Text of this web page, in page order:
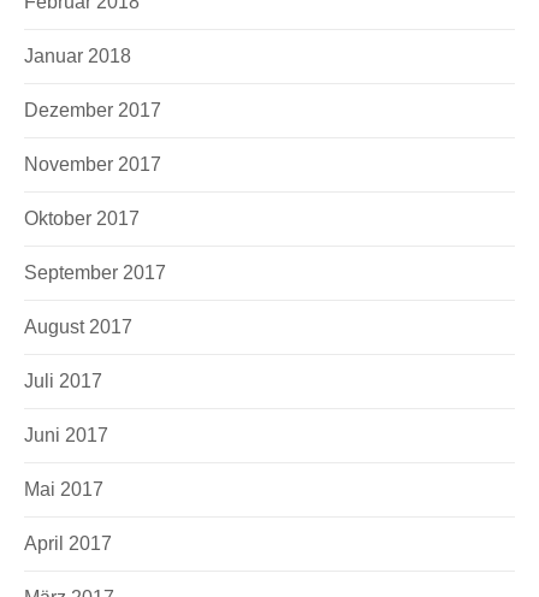
Januar 2018
Dezember 2017
November 2017
Oktober 2017
September 2017
August 2017
Juli 2017
Juni 2017
Mai 2017
April 2017